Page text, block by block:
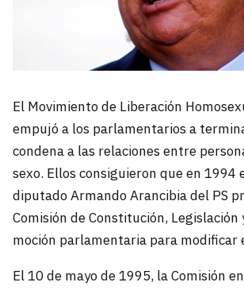
El Movimiento de Liberación
empujó a los parlamentarios a
condena a las relaciones entre
sexo. Ellos consiguieron que en 1994
diputado Armando Arancibia del PS
Comisión de Constitución, Legislación
moción parlamentaria para modificar
El 10 de mayo de 1995, la Comisión